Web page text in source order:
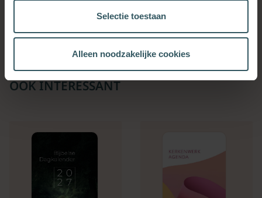
Selectie toestaan
Alleen noodzakelijke cookies
Meer informatie Meer informatie
OOK INTERESSANT